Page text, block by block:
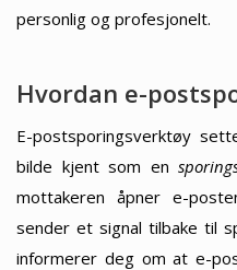
personlig og profesjonelt.
Hvordan e-
E-postsporingsverktøy
bilde kjent som en
mottakeren åpner e-
sender et signal tilbake til
informerer deg om at e-